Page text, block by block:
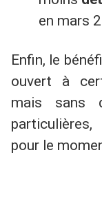
en mars
Enfin, le
ouvert à
mais sans
pour le